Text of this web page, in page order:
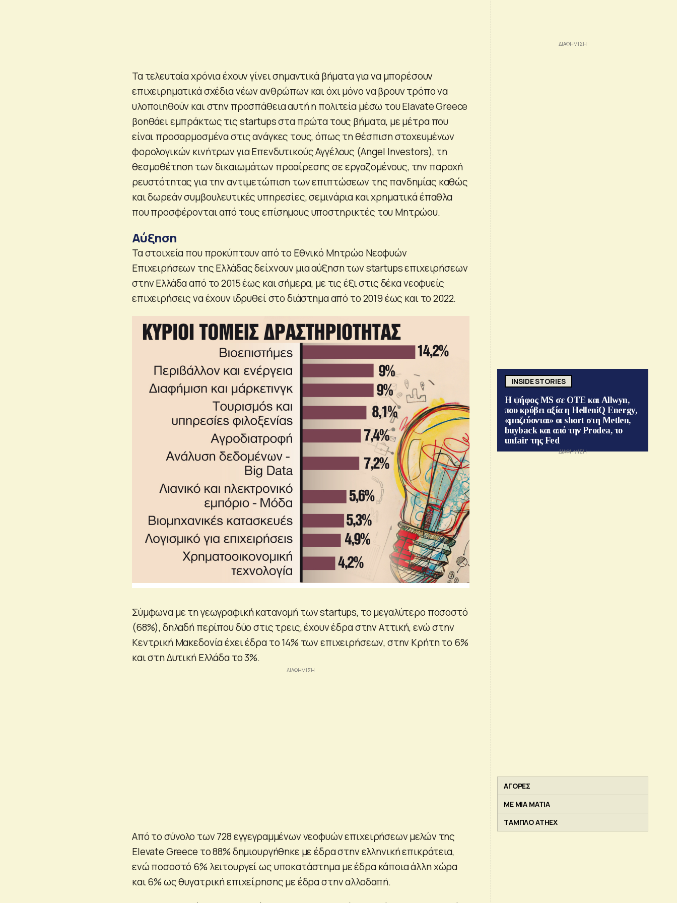
Τα τελευταία χρόνια έχουν γίνει σημαντικά βήματα για να μπορέσουν
επιχειρηματικά σχέδια νέων ανθρώπων και όχι μόνο να βρουν τρόπο να
υλοποιηθούν και στην προσπάθεια αυτή η πολιτεία μέσω του Elavate Greece
βοηθάει εμπράκτως τις startups στα πρώτα τους βήματα, με μέτρα που
είναι προσαρμοσμένα στις ανάγκες τους, όπως τη θέσπιση στοχευμένων
φορολογικών κινήτρων για Επενδυτικούς Αγγέλους (Angel Investors), τη
θεσμοθέτηση των δικαιωμάτων προαίρεσης σε εργαζομένους, την παροχή
ρευστότητας για την αντιμετώπιση των επιπτώσεων της πανδημίας καθώς
και δωρεάν συμβουλευτικές υπηρεσίες, σεμινάρια και χρηματικά έπαθλα
που προσφέρονται από τους επίσημους υποστηρικτές του Μητρώου.
Αύξηση
Τα στοιχεία που προκύπτουν από το Εθνικό Μητρώο Νεοφυών
Επιχειρήσεων της Ελλάδας δείχνουν μια αύξηση των startups επιχειρήσεων
στην Ελλάδα από το 2015 έως και σήμερα, με τις έξι στις δέκα νεοφυείς
επιχειρήσεις να έχουν ιδρυθεί στο διάστημα από το 2019 έως και το 2022.
Σύμφωνα με τη γεωγραφική κατανομή των startups, το μεγαλύτερο ποσοστό
(68%), δηλαδή περίπου δύο στις τρεις, έχουν έδρα στην Αττική, ενώ στην
Κεντρική Μακεδονία έχει έδρα το 14% των επιχειρήσεων, στην Κρήτη το 6%
και στη Δυτική Ελλάδα το 3%.
Από το σύνολο των 728 εγγεγραμμένων νεοφυών επιχειρήσεων μελών της
Elevate Greece το 88% δημιουργήθηκε με έδρα στην ελληνική επικράτεια,
ενώ ποσοστό 6% λειτουργεί ως υποκατάστημα με έδρα κάποια άλλη χώρα
και 6% ως θυγατρική επιχείρησης με έδρα στην αλλοδαπή.
INSIDE STORIES
Η ψήφος MS σε ΟΤΕ και Allwyn,
που κρύβει αξία η HelleniQ Energy,
«μαζεύονται» οι short στη Metlen,
buyback και από την Prodea, το
unfair της Fed
ΑΓΟΡΕΣ
ΜΕ ΜΙΑ ΜΑΤΙΑ
ΤΑΜΠΛΟ ATHEX